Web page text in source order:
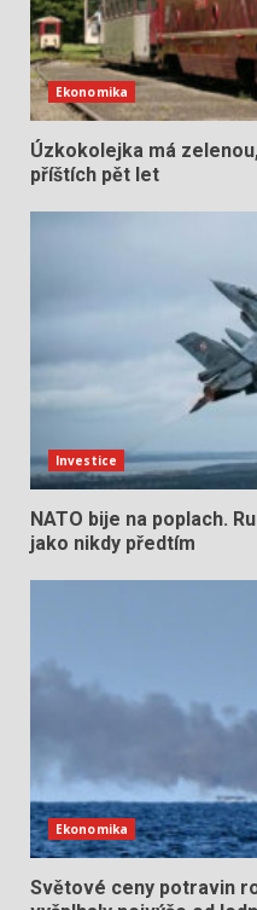
Ekonomika
Úzkokolejka má
příštích pět let
Investice
NATO bije na poplach.
jako nikdy předtím
Ekonomika
Světové ceny potravin